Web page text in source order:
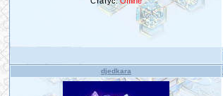
djedkara